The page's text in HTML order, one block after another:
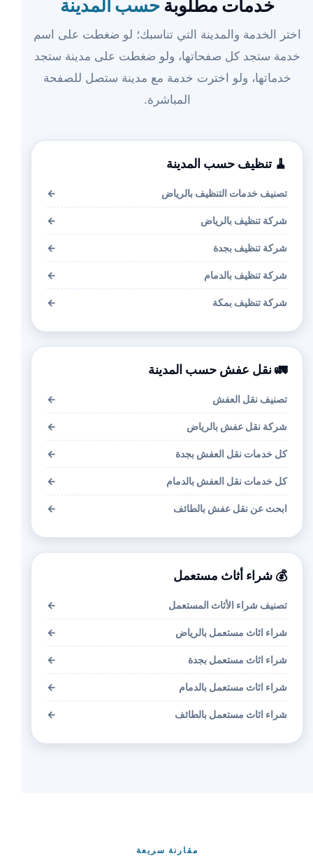
خدمات مطلوبةحسب المدينة
اختر الخدمة والمدينة التي تناسبك؛ لو ضغطت على اسم
خدمة ستجد كل صفحاتها، ولو ضغطت على مدينة ستجد
خدماتها، ولو اخترت خدمة مع مدينة ستصل للصفحة
المباشرة.
🧹 تنظيف حسب المدينة
تصنيف خدمات التنظيف بالرياض ←
شركة تنظيف بالرياض ←
شركة تنظيف بجدة ←
شركة تنظيف بالدمام ←
شركة تنظيف بمكة ←
🚛 نقل عفش حسب المدينة
تصنيف نقل العفش ←
شركة نقل عفش بالرياض ←
كل خدمات نقل العفش بجدة ←
كل خدمات نقل العفش بالدمام ←
ابحث عن نقل عفش بالطائف ←
💰 شراء أثاث مستعمل
تصنيف شراء الأثاث المستعمل ←
شراء اثاث مستعمل بالرياض ←
شراء اثاث مستعمل بجدة ←
شراء اثاث مستعمل بالدمام ←
شراء اثاث مستعمل بالطائف ←
مقارنة سريعة